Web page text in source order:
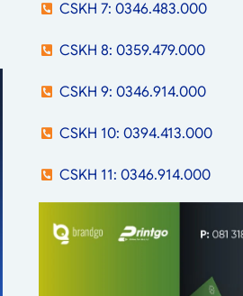
CSKH 7: 0346.483.000
CSKH 8: 0359.479.000
CSKH 9: 0346.914.000
CSKH 10: 0394.413.000
CSKH 11: 0346.914.000